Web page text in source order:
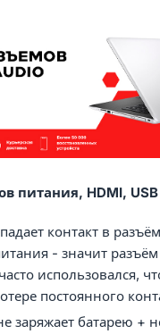
питания, HDMI, USB
контакт в
- значит
использовался,
постоянного
заряжает батарею +